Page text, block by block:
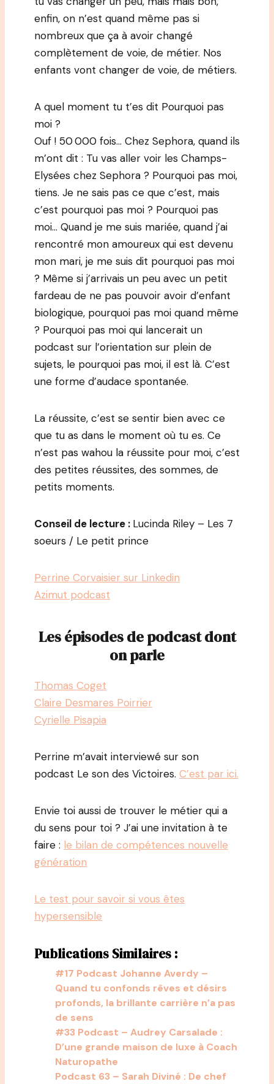
enfin, on n’est quand même pas si
nombreux que ça à avoir changé
complètement de voie, de métier. Nos
enfants vont changer de voie, de métiers.
A quel moment tu t’es dit Pourquoi pas
moi ?
Ouf ! 50 000 fois… Chez Sephora, quand ils
m’ont dit : Tu vas aller voir les Champs-
Elysées chez Sephora ? Pourquoi pas moi,
tiens. Je ne sais pas ce que c’est, mais
c’est pourquoi pas moi ? Pourquoi pas
moi… Quand je me suis mariée, quand j’ai
rencontré mon amoureux qui est devenu
mon mari, je me suis dit pourquoi pas moi
? Même si j’arrivais un peu avec un petit
fardeau de ne pas pouvoir avoir d’enfant
biologique, pourquoi pas moi quand même
? Pourquoi pas moi qui lancerait un
podcast sur l’orientation sur plein de
sujets, le pourquoi pas moi, il est là. C’est
une forme d’audace spontanée.
La réussite, c’est se sentir bien avec ce
que tu as dans le moment où tu es. Ce
n’est pas wahou la réussite pour moi, c’est
des petites réussites, des sommes, de
petits moments.
Conseil de lecture : Lucinda Riley – Les 7
soeurs / Le petit prince
Perrine Corvaisier sur Linkedin
Azimut podcast
Les épisodes de podcast dont
on parle
Thomas Coget
Claire Desmares Poirrier
Cyrielle Pisapia
Perrine m’avait interviewé sur son
podcast Le son des Victoires. C’est par ici.
Envie toi aussi de trouver le métier qui a
du sens pour toi ? J’ai une invitation à te
faire : le bilan de compétences nouvelle
génération
Le test pour savoir si vous êtes
hypersensible
Publications Similaires :
#17 Podcast Johanne Averdy –
Quand tu confonds rêves et désirs
profonds, la brillante carrière n’a pas
de sens
#33 Podcast – Audrey Carsalade :
D’une grande maison de luxe à Coach
Naturopathe
Podcast 63 – Sarah Diviné : De chef